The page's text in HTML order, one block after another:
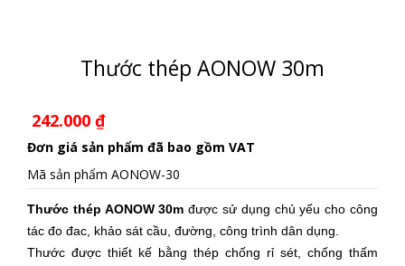
Thước thép AONOW 30m
242.000 ₫
Đơn giá sản phẩm đã bao gồm VAT
Mã sản phẩm AONOW-30
Thước thép AONOW 30m được sử dụng chủ yếu cho công
tác đo đac, khảo sát cầu, đường, công trình dân dụng.
Thước được thiết kế bằng thép chống rỉ sét, chống thấm